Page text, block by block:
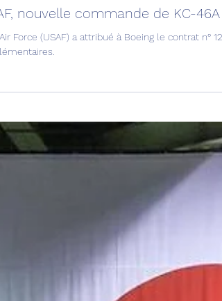
& Défense
nouvelle commande de KC-46A !